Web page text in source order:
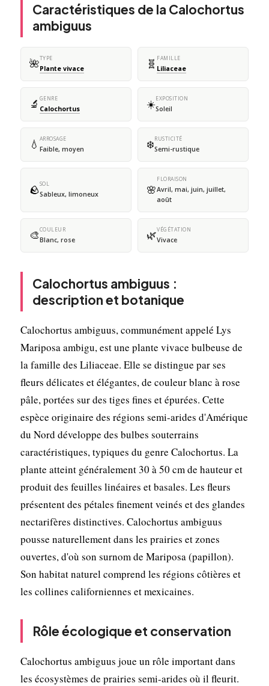
Caractéristiques de la Calochortus
ambiguus
🌺TYPE
Plante vivace 🧬 FAMILLE
Liliaceae
🔬 GENRE
Calochortus ☀️EXPOSITION
Soleil
💧 ARROSAGE
Faible, moyen ❄️RUSTICITÉ
Semi-rustique
🪨SOL
Sableux, limoneux 🌸
FLORAISON
Avril, mai, juin, juillet,
août
🎨COULEUR
Blanc, rose 🌿VÉGÉTATION
Vivace
Calochortus ambiguus :
description et botanique
Calochortus ambiguus, communément appelé Lys
Mariposa ambigu, est une plante vivace bulbeuse de
la famille des Liliaceae. Elle se distingue par ses
fleurs délicates et élégantes, de couleur blanc à rose
pâle, portées sur des tiges fines et épurées. Cette
espèce originaire des régions semi-arides d'Amérique
du Nord développe des bulbes souterrains
caractéristiques, typiques du genre Calochortus. La
plante atteint généralement 30 à 50 cm de hauteur et
produit des feuilles linéaires et basales. Les fleurs
présentent des pétales finement veinés et des glandes
nectarifères distinctives. Calochortus ambiguus
pousse naturellement dans les prairies et zones
ouvertes, d'où son surnom de Mariposa (papillon).
Son habitat naturel comprend les régions côtières et
les collines californiennes et mexicaines.
Rôle écologique et conservation
Calochortus ambiguus joue un rôle important dans
les écosystèmes de prairies semi-arides où il fleurit.